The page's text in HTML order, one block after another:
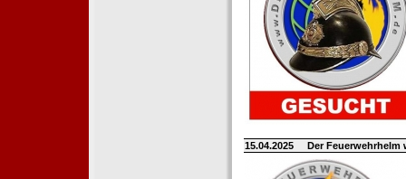
15.04.2025 Der